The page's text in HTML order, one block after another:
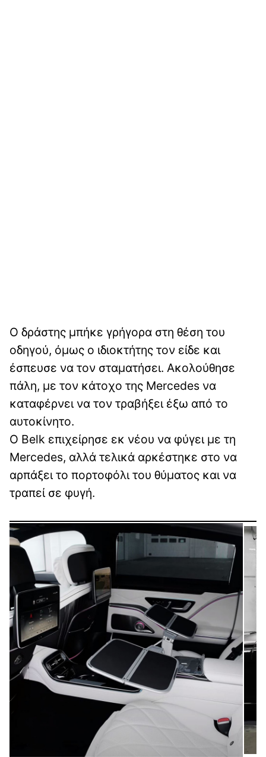
Ο δράστης μπήκε γρήγορα στη θέση του
οδηγού, όμως ο ιδιοκτήτης τον είδε και
έσπευσε να τον σταματήσει. Ακολούθησε
πάλη, με τον κάτοχο της Mercedes να
καταφέρνει να τον τραβήξει έξω από το
αυτοκίνητο.
Ο Belk επιχείρησε εκ νέου να φύγει με τη
Mercedes, αλλά τελικά αρκέστηκε στο να
αρπάξει το πορτοφόλι του θύματος και να
τραπεί σε φυγή.